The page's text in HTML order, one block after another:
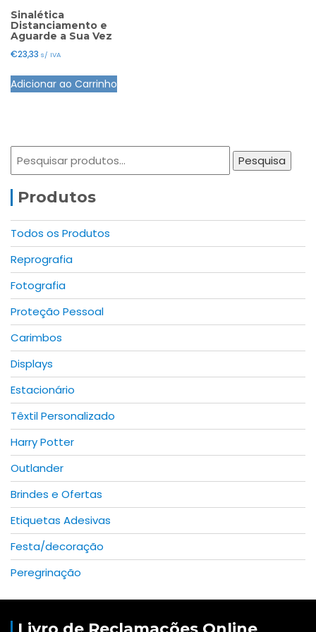
Sinalética
Distanciamento e
Aguarde a Sua Vez
€23,33 s/ IVA
Adicionar ao Carrinho
Pesquisar
Pesquisa
Produtos
Todos os Produtos
Reprografia
Fotografia
Proteção Pessoal
Carimbos
Displays
Estacionário
Têxtil Personalizado
Harry Potter
Outlander
Brindes e Ofertas
Etiquetas Adesivas
Festa/decoração
Peregrinação